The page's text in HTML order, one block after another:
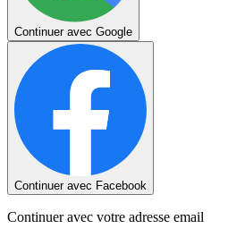
Continuer avec Google
Continuer avec Facebook
Continuer avec votre adresse email